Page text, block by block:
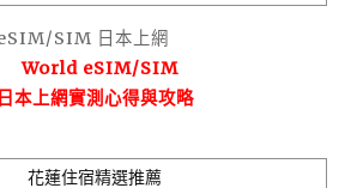
World eSIM/SIM
日本上網實測心得與攻略
花蓮住宿精選推薦